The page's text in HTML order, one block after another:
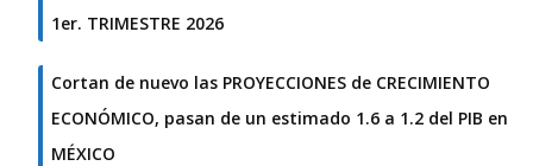
1er. TRIMESTRE 2026
Cortan de nuevo las PROYECCIONES de CRECIMIENTO
ECONÓMICO, pasan de un estimado 1.6 a 1.2 del PIB en
MÉXICO